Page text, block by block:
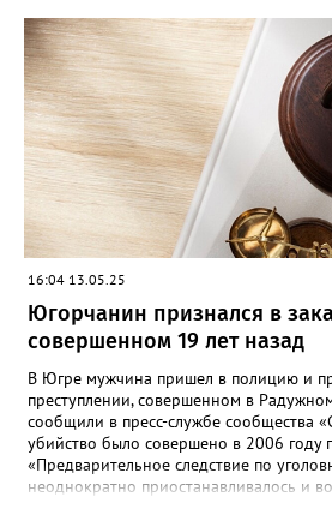
свободы условно с испытательным
говорится в сообщении. Также у
моторную лодку и передали
приговор не вступил в законную силу.
16:04 13.05.25
Югорчанин признался в
совершенном 19 лет назад
В Югре мужчина пришел в полицию и
преступлении, совершенном в
сообщили в пресс-службе сообщества
убийство было совершено в 2006 году
«Предварительное следствие по
неоднократно приостанавливалось и